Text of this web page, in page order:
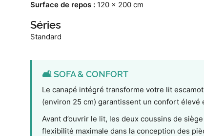
Surface de repos : 120 x 200 cm
Séries
Standard
🛋️ SOFA & CONFORT
Le canapé intégré transforme votre lit
(environ 25 cm) garantissent un confort élevé
Avant d’ouvrir le lit, les deux coussins de
flexibilité maximale dans la conception des